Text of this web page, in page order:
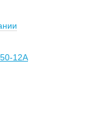
12A